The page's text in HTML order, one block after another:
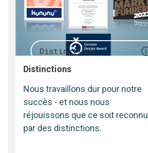
Distinctions
Distinctions
Nous travaillons dur pour notre
succès - et nous nous
réjouissons que ce soit reconnu
par des distinctions.